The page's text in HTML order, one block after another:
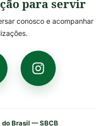
para servir
conosco e acompanhar
Brasil — SBCB